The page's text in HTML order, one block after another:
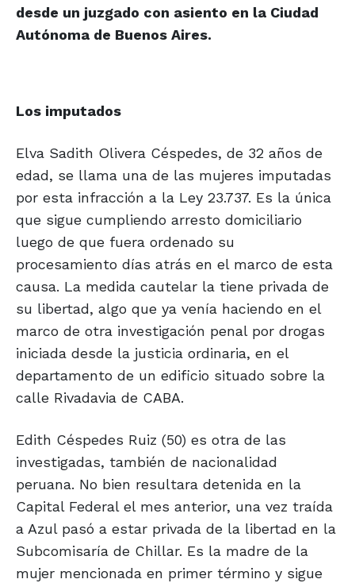
desde un juzgado con asiento en la Ciudad
Autónoma de Buenos Aires.
Los imputados
Elva Sadith Olivera Céspedes, de 32 años de
edad, se llama una de las mujeres imputadas
por esta infracción a la Ley 23.737. Es la única
que sigue cumpliendo arresto domiciliario
luego de que fuera ordenado su
procesamiento días atrás en el marco de esta
causa. La medida cautelar la tiene privada de
su libertad, algo que ya venía haciendo en el
marco de otra investigación penal por drogas
iniciada desde la justicia ordinaria, en el
departamento de un edificio situado sobre la
calle Rivadavia de CABA.
Edith Céspedes Ruiz (50) es otra de las
investigadas, también de nacionalidad
peruana. No bien resultara detenida en la
Capital Federal el mes anterior, una vez traída
a Azul pasó a estar privada de la libertad en la
Subcomisaría de Chillar. Es la madre de la
mujer mencionada en primer término y sigue